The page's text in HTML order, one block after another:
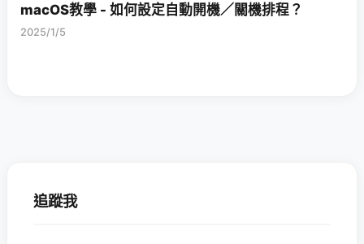
macOS教學 - 如何設定自動開機／關機排程？
2025/1/5
追蹤我